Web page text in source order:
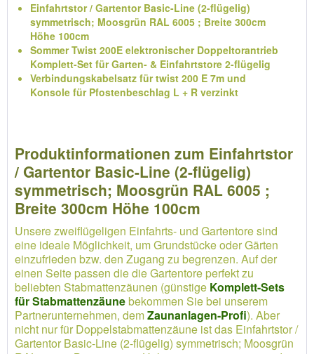
Einfahrtstor / Gartentor Basic-Line (2-flügelig)
symmetrisch; Moosgrün RAL 6005 ; Breite 300cm
Höhe 100cm
Sommer Twist 200E elektronischer Doppeltorantrieb
Komplett-Set für Garten- & Einfahrtstore 2-flügelig
Verbindungskabelsatz für twist 200 E 7m und
Konsole für Pfostenbeschlag L + R verzinkt
Produktinformationen zum Einfahrtstor
/ Gartentor Basic-Line (2-flügelig)
symmetrisch; Moosgrün RAL 6005 ;
Breite 300cm Höhe 100cm
Unsere zweiflügeligen Einfahrts- und Gartentore sind
eine ideale Möglichkeit, um Grundstücke oder Gärten
einzufrieden bzw. den Zugang zu begrenzen. Auf der
einen Seite passen die die Gartentore perfekt zu
beliebten Stabmattenzäunen (günstige Komplett-Sets
für Stabmattenzäunebekommen Sie bei unserem
Partnerunternehmen, demZaunanlagen-Profi). Aber
nicht nur für Doppelstabmattenzäune ist das Einfahrtstor /
Gartentor Basic-Line (2-flügelig) symmetrisch; Moosgrün